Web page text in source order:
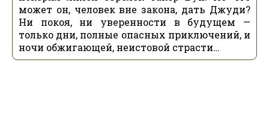
может он, человек вне закона, дать Джуди?
Ни покоя, ни уверенности в будущем —
только дни, полные опасных приключений, и
ночи обжигающей, неистовой страсти…